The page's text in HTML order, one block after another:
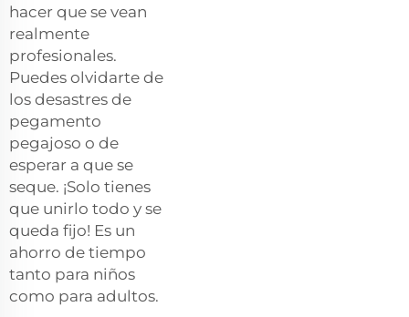
hacer que se vean
realmente
profesionales.
Puedes olvidarte de
los desastres de
pegamento
pegajoso o de
esperar a que se
seque. ¡Solo tienes
que unirlo todo y se
queda fijo! Es un
ahorro de tiempo
tanto para niños
como para adultos.